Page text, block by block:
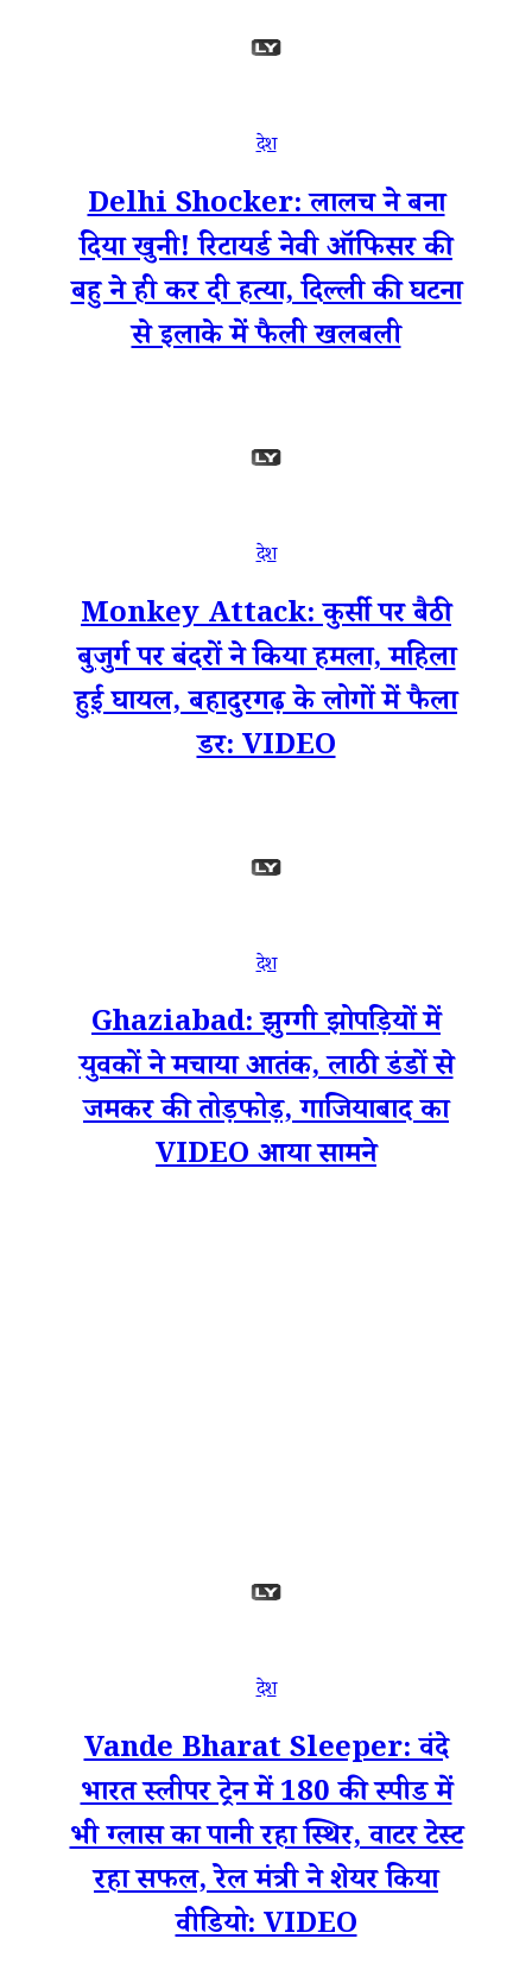
देश
Delhi Shocker: लालच ने बना
दिया खुनी! रिटायर्ड नेवी ऑफिसर की
बहु ने ही कर दी हत्या, दिल्ली की घटना
से इलाके में फैली खलबली
देश
Monkey Attack: कुर्सी पर बैठी
बुजुर्ग पर बंदरों ने किया हमला, महिला
हुई घायल, बहादुरगढ़ के लोगों में फैला
डर: VIDEO
देश
Ghaziabad: झुग्गी झोपड़ियों में
युवकों ने मचाया आतंक, लाठी डंडों से
जमकर की तोड़फोड़, गाजियाबाद का
VIDEO आया सामने
देश
Vande Bharat Sleeper: वंदे
भारत स्लीपर ट्रेन में 180 की स्पीड में
भी ग्लास का पानी रहा स्थिर, वाटर टेस्ट
रहा सफल, रेल मंत्री ने शेयर किया
वीडियो: VIDEO